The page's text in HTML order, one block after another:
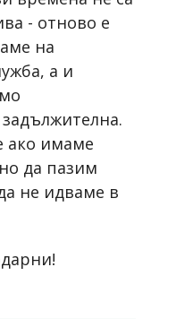
- отново е
на
а и
ако имаме
да пазим
не идваме в